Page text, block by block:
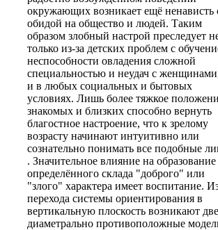
окружающих возникает ещё ненависть
обидой на общество и людей. Таким
образом злобный настрой преследует
только из-за детских проблем с
неспособности овладения сложной
специальностью и неудач с
и в любых социальных и бытовых
условиях. Лишь более тяжкое
знакомых и близких способно вернуть
благостное настроение, что к зрелому
возрасту начинают интуитивно или
сознательно понимать все подобные
. Значительное влияние на образование
определённого склада "доброго" или
"злого" характера имеет воспитание.
перехода системы ориентирования в
вертикальную плоскость возникают две
диаметрально противоположные